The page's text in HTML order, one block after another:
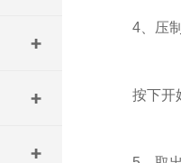
4、压制
按下开始